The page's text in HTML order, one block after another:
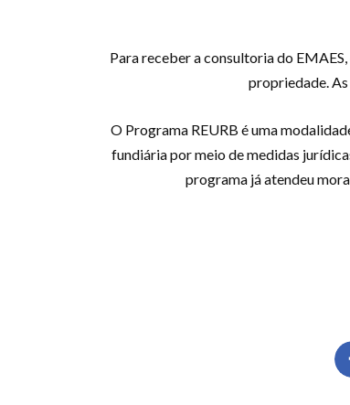
Para receber a consultoria do
propriedade.
O Programa REURB é uma
fundiária por meio de medidas
programa já atendeu